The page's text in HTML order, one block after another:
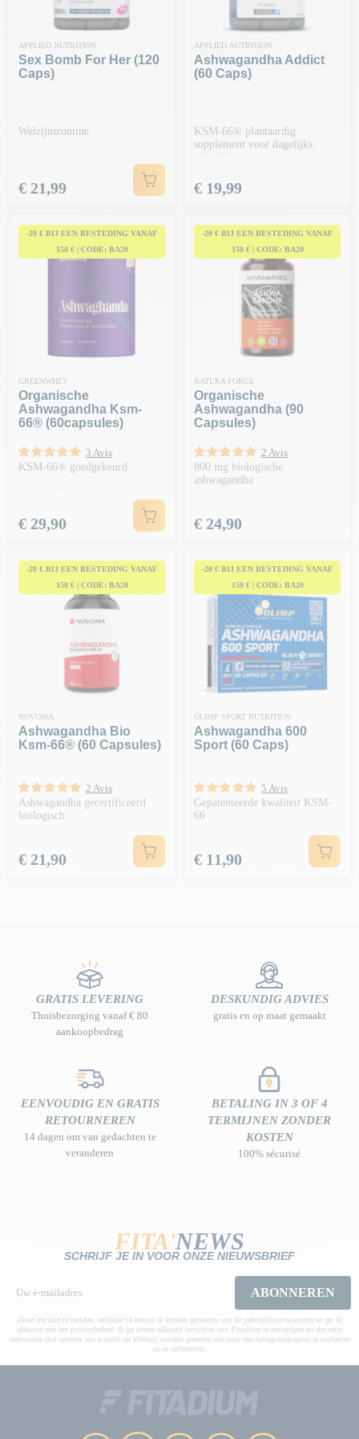
APPLIED NUTRITION
Sex Bomb For Her (120
Caps)
Welzijnsroutine
Prijs
€ 21,99
APPLIED NUTRITION
Ashwagandha Addict
(60 Caps)
KSM-66® plantaardig
supplement voor dagelijks
gebruik
Prijs
€ 19,99
-20 € BIJ EEN BESTEDING VANAF
150 € | CODE: BA20
GREENWHEY
Organische
Ashwagandha Ksm-
66® (60capsules)
3 Avis
KSM-66® goedgekeurd
Prijs
€ 29,90
-20 € BIJ EEN BESTEDING VANAF
150 € | CODE: BA20
NATURA FORCE
Organische
Ashwagandha (90
Capsules)
2 Avis
800 mg biologische
ashwagandha
Prijs
€ 24,90
-20 € BIJ EEN BESTEDING VANAF
150 € | CODE: BA20
NOVOMA
Ashwagandha Bio
Ksm-66® (60 Capsules)
2 Avis
Ashwagandha gecertificeerd
biologisch
Prijs
€ 21,90
-20 € BIJ EEN BESTEDING VANAF
150 € | CODE: BA20
OLIMP SPORT NUTRITION
Ashwagandha 600
Sport (60 Caps)
5 Avis
Gepatenteerde kwaliteit KSM-
66
Prijs
€ 11,90
GRATIS LEVERING
Thuisbezorging vanaf € 80
aankoopbedrag
DESKUNDIG ADVIES
gratis en op maat gemaakt
EENVOUDIG EN GRATIS
RETOURNEREN
14 dagen om van gedachten te
veranderen
BETALING IN 3 OF 4
TERMIJNEN ZONDER
KOSTEN
100% sécurisé
FITA'NEWS
SCHRIJF JE IN VOOR ONZE NIEUWSBRIEF
ABONNEREN
Door me aan te melden, verklaar ik kennis te hebben genomen van de gebruiksvoorwaarden en ga ik
akkoord met het privacybeleid. Ik ga ermee akkoord berichten van Fitadium te ontvangen en dat mijn
interacties (het openen van e-mails en klikken) worden gemeten om onze marketingcampagnes te evalueren
en te verbeteren.